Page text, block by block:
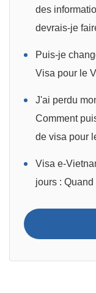
des
devrais-je
Puis-je
Visa pour le
J'ai perdu
Comment
de visa pour
Visa e-
jours :